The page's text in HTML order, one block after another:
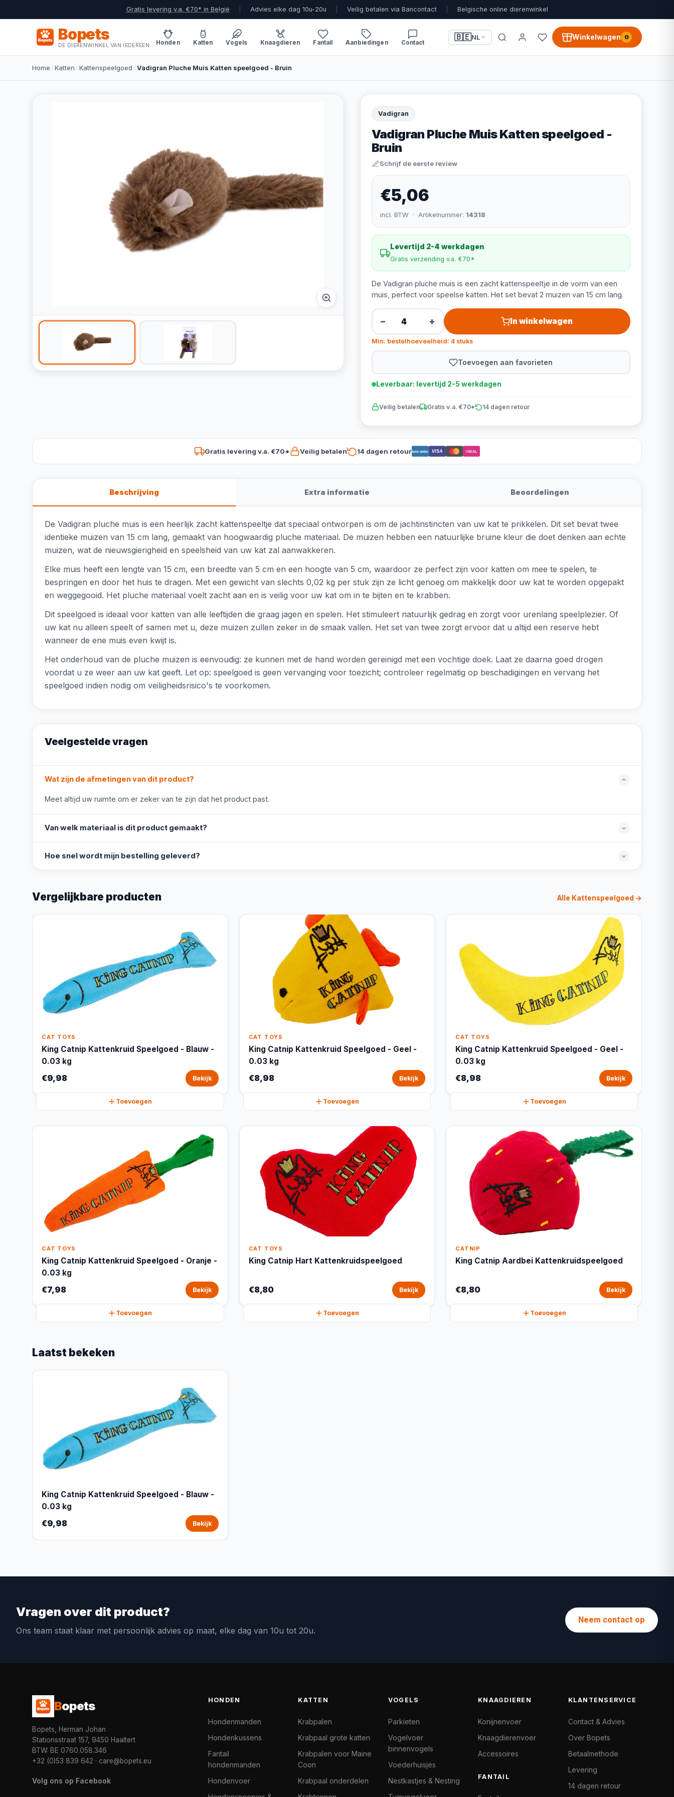
Gratis levering v.a. €70* in België Advies elke dag 10u-20u Veilig betalen via Bancontact Belgische online dierenwinkel
Bopets
DE DIERENWINKEL VAN IEDEREEN Honden Katten Vogels Knaagdieren Fantail Aanbiedingen Contact
🇧🇪NL Winkelwagen 0
Home /Katten /Kattenspeelgoed /Vadigran Pluche Muis Katten speelgoed - Bruin
Vadigran
Vadigran Pluche Muis Katten speelgoed -
Bruin
Schrijf de eerste review
€5,06
incl. BTW · Artikelnummer: 14318
Levertijd 2-4 werkdagen
Gratis verzending v.a. €70*
De Vadigran pluche muis is een zacht kattenspeeltje in de vorm van een
muis, perfect voor speelse katten. Het set bevat 2 muizen van 15 cm lang.
− + In winkelwagen
Min. bestelhoeveelheid: 4 stuks
Toevoegen aan favorieten
Leverbaar: levertijd 2-5 werkdagen
Veilig betalen Gratis v.a. €70* 14 dagen retour
Gratis levering v.a. €70* Veilig betalen 14 dagen retourBancontact VISA iDEAL
Beschrijving Extra informatie Beoordelingen
De Vadigran pluche muis is een heerlijk zacht kattenspeeltje dat speciaal ontworpen is om de jachtinstincten van uw kat te prikkelen. Dit set bevat twee
identieke muizen van 15 cm lang, gemaakt van hoogwaardig pluche materiaal. De muizen hebben een natuurlijke bruine kleur die doet denken aan echte
muizen, wat de nieuwsgierigheid en speelsheid van uw kat zal aanwakkeren.
Elke muis heeft een lengte van 15 cm, een breedte van 5 cm en een hoogte van 5 cm, waardoor ze perfect zijn voor katten om mee te spelen, te
bespringen en door het huis te dragen. Met een gewicht van slechts 0,02 kg per stuk zijn ze licht genoeg om makkelijk door uw kat te worden opgepakt
en weggegooid. Het pluche materiaal voelt zacht aan en is veilig voor uw kat om in te bijten en te krabben.
Dit speelgoed is ideaal voor katten van alle leeftijden die graag jagen en spelen. Het stimuleert natuurlijk gedrag en zorgt voor urenlang speelplezier. Of
uw kat nu alleen speelt of samen met u, deze muizen zullen zeker in de smaak vallen. Het set van twee zorgt ervoor dat u altijd een reserve hebt
wanneer de ene muis even kwijt is.
Het onderhoud van de pluche muizen is eenvoudig: ze kunnen met de hand worden gereinigd met een vochtige doek. Laat ze daarna goed drogen
voordat u ze weer aan uw kat geeft. Let op: speelgoed is geen vervanging voor toezicht; controleer regelmatig op beschadigingen en vervang het
speelgoed indien nodig om veiligheidsrisico's te voorkomen.
Veelgestelde vragen
Wat zijn de afmetingen van dit product?
Meet altijd uw ruimte om er zeker van te zijn dat het product past.
Van welk materiaal is dit product gemaakt?
Hoe snel wordt mijn bestelling geleverd?
Vergelijkbare producten Alle Kattenspeelgoed →
CAT TOYS
King Catnip Kattenkruid Speelgoed - Blauw -
0.03 kg
€9,98 Bekijk
Toevoegen
CAT TOYS
King Catnip Kattenkruid Speelgoed - Geel -
0.03 kg
€8,98 Bekijk
Toevoegen
CAT TOYS
King Catnip Kattenkruid Speelgoed - Geel -
0.03 kg
€8,98 Bekijk
Toevoegen
CAT TOYS
King Catnip Kattenkruid Speelgoed - Oranje -
0.03 kg
€7,98 Bekijk
Toevoegen
CAT TOYS
King Catnip Hart Kattenkruidspeelgoed
€8,80 Bekijk
Toevoegen
CATNIP
King Catnip Aardbei Kattenkruidspeelgoed
€8,80 Bekijk
Toevoegen
Laatst bekeken
King Catnip Kattenkruid Speelgoed - Blauw -
0.03 kg
€9,98 Bekijk
Vragen over dit product?
Ons team staat klaar met persoonlijk advies op maat, elke dag van 10u tot 20u.
Neem contact op
Bopets
Bopets, Herman Johan
Stationsstraat 157, 9450 Haaltert
BTW: BE 0760.058.346
+32 (0)53 839 642 · care@bopets.eu
Volg ons op Facebook
HONDEN
Hondenmanden
Hondenkussens
Fantail
hondenmanden
Hondenvoer
KATTEN
Krabpalen
Krabpaal grote katten
Krabpalen voor Maine
Coon
Krabpaal onderdelen
VOGELS
Parkieten
Vogelvoer
binnenvogels
Voederhuisjes
Nestkastjes & Nesting
KNAAGDIEREN
Konijnenvoer
Knaagdierenvoer
Accessoires
FANTAIL
KLANTENSERVICE
Contact & Advies
Over Bopets
Betaalmethode
Levering
14 dagen retour